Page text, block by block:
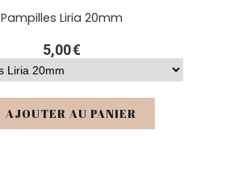
Pampilles Liria 20mm
5,00€
AJOUTER AU PANIER